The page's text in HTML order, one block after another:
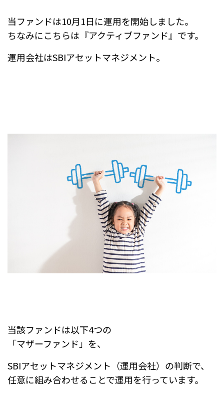
当ファンドは10月1日に運用を開始しました。
ちなみにこちらは『アクティブファンド』です。
運用会社はSBIアセットマネジメント。
当該ファンドは以下4つの
「マザーファンド」を、
SBIアセットマネジメント（運用会社）の判断で、
任意に組み合わせることで運用を行っています。